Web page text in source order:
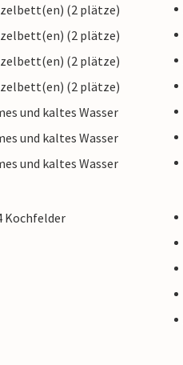
(2 plätze)
(2 plätze)
(2 plätze)
(2 plätze)
und kaltes Wasser
und kaltes Wasser
und kaltes Wasser
Kochfelder